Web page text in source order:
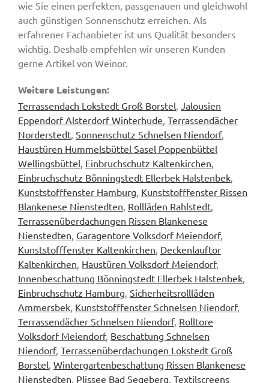
wie Sie einen perfekten, passgenauen und gleichwohl
auch günstigen Sonnenschutz erreichen. Als
erfahrener Fachanbieter ist uns Qualität besonders
wichtig. Deshalb empfehlen wir unseren Kunden
gerne Artikel von Weinor.
Weitere Leistungen:
Terrassendach Lokstedt Groß Borstel, Jalousien
Eppendorf Alsterdorf Winterhude, Terrassendächer
Norderstedt, Sonnenschutz Schnelsen Niendorf,
Haustüren Hummelsbüttel Sasel Poppenbüttel
Wellingsbüttel, Einbruchschutz Kaltenkirchen,
Einbruchschutz Bönningstedt Ellerbek Halstenbek,
Kunststofffenster Hamburg, Kunststofffenster Rissen
Blankenese Nienstedten, Rollläden Rahlstedt,
Terrassenüberdachungen Rissen Blankenese
Nienstedten, Garagentore Volksdorf Meiendorf,
Kunststofffenster Kaltenkirchen, Deckenlauftor
Kaltenkirchen, Haustüren Volksdorf Meiendorf,
Innenbeschattung Bönningstedt Ellerbek Halstenbek,
Einbruchschutz Hamburg, Sicherheitsrollläden
Ammersbek, Kunststofffenster Schnelsen Niendorf,
Terrassendächer Schnelsen Niendorf, Rolltore
Volksdorf Meiendorf, Beschattung Schnelsen
Niendorf, Terrassenüberdachungen Lokstedt Groß
Borstel, Wintergartenbeschattung Rissen Blankenese
Nienstedten, Plissee Bad Segeberg, Textilscreens